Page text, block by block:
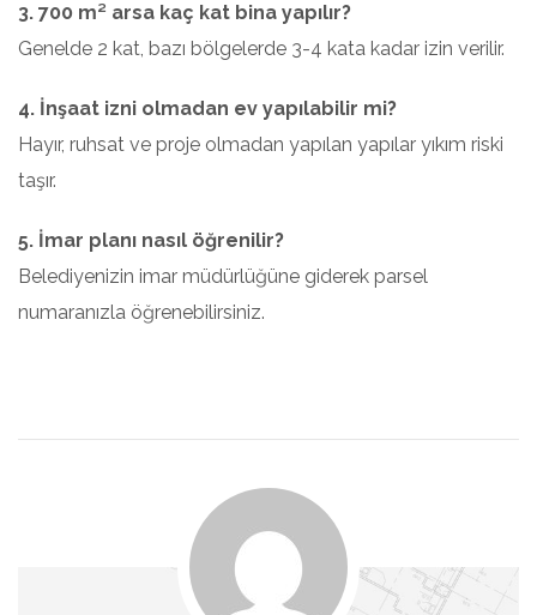
3. 700 m² arsa kaç kat bina yapılır?
Genelde 2 kat, bazı bölgelerde 3-4 kata kadar izin verilir.
4. İnşaat izni olmadan ev yapılabilir mi?
Hayır, ruhsat ve proje olmadan yapılan yapılar yıkım riski
taşır.
5. İmar planı nasıl öğrenilir?
Belediyenizin imar müdürlüğüne giderek parsel
numaranızla öğrenebilirsiniz.